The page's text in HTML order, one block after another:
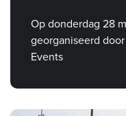
Op donderdag 28
georganiseerd
Events